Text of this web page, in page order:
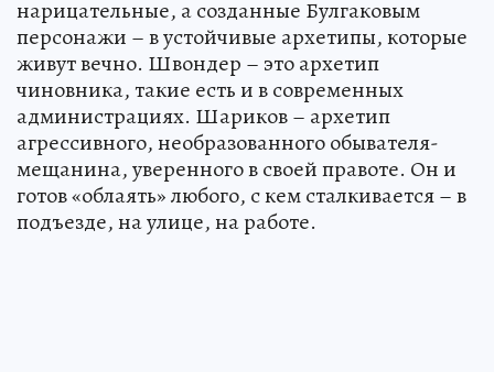
нарицательные, а созданные Булгаковым
персонажи – в устойчивые архетипы, которые
живут вечно. Швондер – это архетип
чиновника, такие есть и в современных
администрациях. Шариков – архетип
агрессивного, необразованного обывателя-
мещанина, уверенного в своей правоте. Он и
готов «облаять» любого, с кем сталкивается – в
подъезде, на улице, на работе.